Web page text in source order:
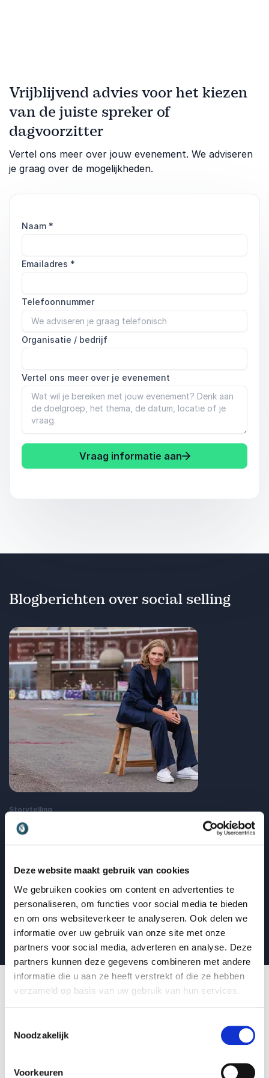
Deze website maakt gebruik van cookies
We gebruiken cookies om content en advertenties te
personaliseren, om functies voor social media te bieden
en om ons websiteverkeer te analyseren. Ook delen we
informatie over uw gebruik van onze site met onze
partners voor social media, adverteren en analyse. Deze
partners kunnen deze gegevens combineren met andere
informatie die u aan ze heeft verstrekt of die ze hebben
verzameld op basis van uw gebruik van hun services.
Noodzakelijk
Voorkeuren
Vrijblijvend advies voor het kiezen
van de juiste spreker of
dagvoorzitter
Vertel ons meer over jouw evenement. We adviseren
je graag over de mogelijkheden.
Naam *
Emailadres *
Telefoonnummer
Organisatie / bedrijf
Vertel ons meer over je evenement
Vraag informatie aan
Blogberichten over social selling
Storytelling
Van expert naar boegbeeld: zo krijg je ze mee
Marieke Jansz
Lees blogbericht: Van expert naar boegbeeld: zo krijg je
Lees alle blogberichten
Wat is Social Selling en
waarom is het relevant?